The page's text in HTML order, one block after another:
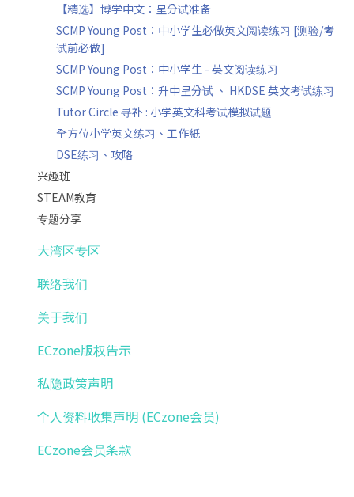
【精选】博学中文：呈分试准备
SCMP Young Post：中小学生必做英文阅读练习 [测验/考
试前必做]
SCMP Young Post：中小学生 - 英文阅读练习
SCMP Young Post：升中呈分试 、 HKDSE 英文考试练习
Tutor Circle 寻补 : 小学英文科考试模拟试题
全方位小学英文练习、工作紙
DSE练习、攻略
兴趣班
STEAM教育
专题分享
大湾区专区
联络我们
关于我们
ECzone版权告示
私隐政策声明
个人资料收集声明 (ECzone会员)
ECzone会员条款